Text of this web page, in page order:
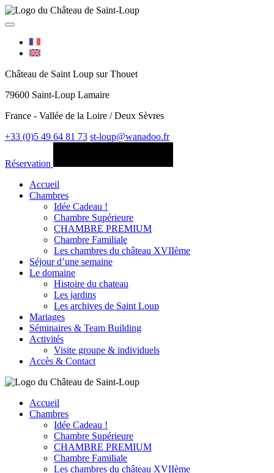
Château de Saint Loup sur Thouet
79600 Saint-Loup Lamaire
France - Vallée de la Loire / Deux Sèvres
+33 (0)5 49 64 81 73 st-loup@wanadoo.fr
Réservation
Accueil
Chambres
Idée Cadeau !
Chambre Supérieure
CHAMBRE PREMIUM
Chambre Familiale
Les chambres du château XVIIème
Séjour d’une semaine
Le domaine
Histoire du chateau
Les jardins
Les archives de Saint Loup
Mariages
Séminaires & Team Building
Activités
Visite groupe & individuels
Accès & Contact
Accueil
Chambres
Idée Cadeau !
Chambre Supérieure
CHAMBRE PREMIUM
Chambre Familiale
Les chambres du château XVIIème